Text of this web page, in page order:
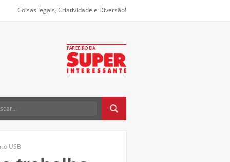
Coisas legais, Criatividade e Diversão!
USB